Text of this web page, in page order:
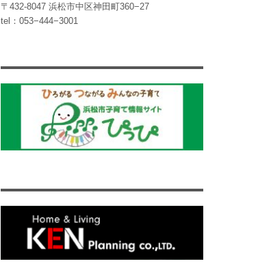
〒432-8047 浜松市中区神田町360−27
tel：053−444−3001